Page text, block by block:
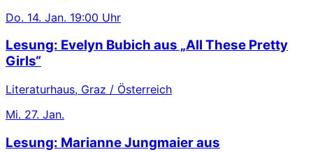
Do. 14. Jan. 19:00 Uhr
Lesung: Evelyn Bubich aus „All These Pretty
Girls“
Literaturhaus, Graz / Österreich
Mi. 27. Jan.
Lesung: Marianne Jungmaier aus